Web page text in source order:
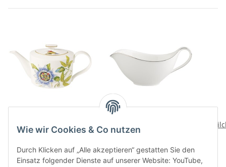
259,00 CHF *
Anmut Platinum No.1
78,00 CHF
Wie wir Cookies & Co nutzen
Durch Klicken auf „Alle akzeptieren“ gestatten Sie den
Einsatz folgender Dienste auf unserer Website: YouTube,